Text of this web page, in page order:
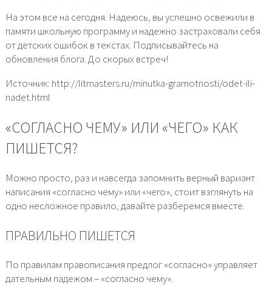
На этом все на сегодня. Надеюсь, вы успешно освежили в
памяти школьную программу и надежно застраховали себя
от детских ошибок в текстах. Подписывайтесь на
обновления блога. До скорых встреч!
Источник: http://litmasters.ru/minutka-gramotnosti/odet-ili-
nadet.html
«СОГЛАСНО ЧЕМУ» ИЛИ «ЧЕГО» КАК
ПИШЕТСЯ?
Можно просто, раз и навсегда запомнить верный вариант
написания «согласно чему» или «чего», стоит взглянуть на
одно несложное правило, давайте разберемся вместе.
ПРАВИЛЬНО ПИШЕТСЯ
По правилам правописания предлог «согласно» управляет
дательным падежом – «согласно чему».